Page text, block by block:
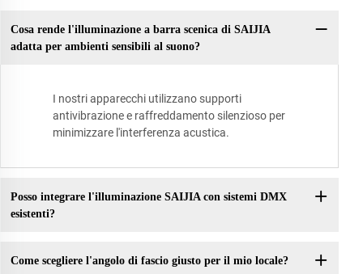
Cosa rende l'illuminazione a barra scenica di SAIJIA
adatta per ambienti sensibili al suono?
I nostri apparecchi utilizzano supporti
antivibrazione e raffreddamento silenzioso per
minimizzare l'interferenza acustica.
Posso integrare l'illuminazione SAIJIA con sistemi DMX
esistenti?
Come scegliere l'angolo di fascio giusto per il mio locale?